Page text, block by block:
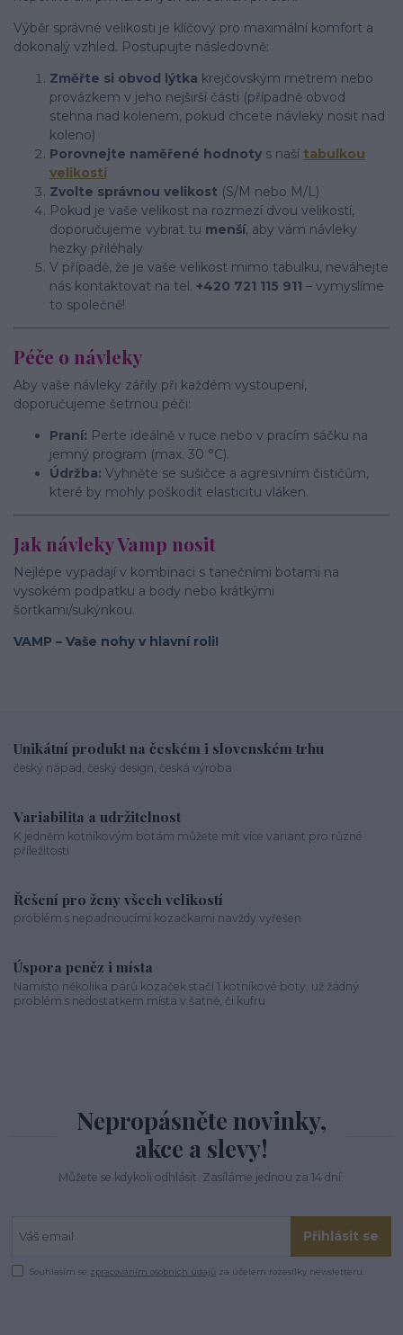
Výběr správné velikosti je klíčový pro maximální komfort a
dokonalý vzhled. Postupujte následovně:
Změřte si obvod lýtka krejčovským metrem nebo
provázkem v jeho nejširší části (případně obvod
stehna nad kolenem, pokud chcete návleky nosit nad
koleno)
Porovnejte naměřené hodnoty s naší tabulkou
velikostí
Zvolte správnou velikost (S/M nebo M/L)
Pokud je vaše velikost na rozmezí dvou velikostí,
doporučujeme vybrat tu menší, aby vám návleky
hezky přiléhaly
V případě, že je vaše velikost mimo tabulku, neváhejte
nás kontaktovat na tel. +420 721 115 911 – vymyslíme
to společně!
Péče o návleky
Aby vaše návleky zářily při každém vystoupení,
doporučujeme šetrnou péči:
Praní: Perte ideálně v ruce nebo v pracím sáčku na
jemný program (max. 30 °C).
Údržba: Vyhněte se sušičce a agresivním čističům,
které by mohly poškodit elasticitu vláken.
Jak návleky Vamp nosit
Nejlépe vypadají v kombinaci s tanečními botami na
vysokém podpatku a body nebo krátkými
šortkami/sukýnkou.
VAMP – Vaše nohy v hlavní roli!
Unikátní produkt na českém i slovenském trhu
český nápad, český design, česká výroba
Variabilita a udržitelnost
K jedněm kotníkovým botám můžete mít více variant pro různé
příležitosti
Řešení pro ženy všech velikostí
problém s nepadnoucími kozačkami navždy vyřešen
Úspora peněz i místa
Namísto několika párů kozaček stačí 1 kotníkové boty, už žádný
problém s nedostatkem místa v šatně, či kufru
Nepropásněte novinky,
akce a slevy!
Můžete se kdykoli odhlásit. Zasíláme jednou za 14 dní.
Přihlásit se
Souhlasím se zpracováním osobních údajů za účelem rozesílky newsletteru.